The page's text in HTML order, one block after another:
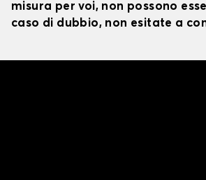
misura per voi, non possono
caso di dubbio, non esitate a